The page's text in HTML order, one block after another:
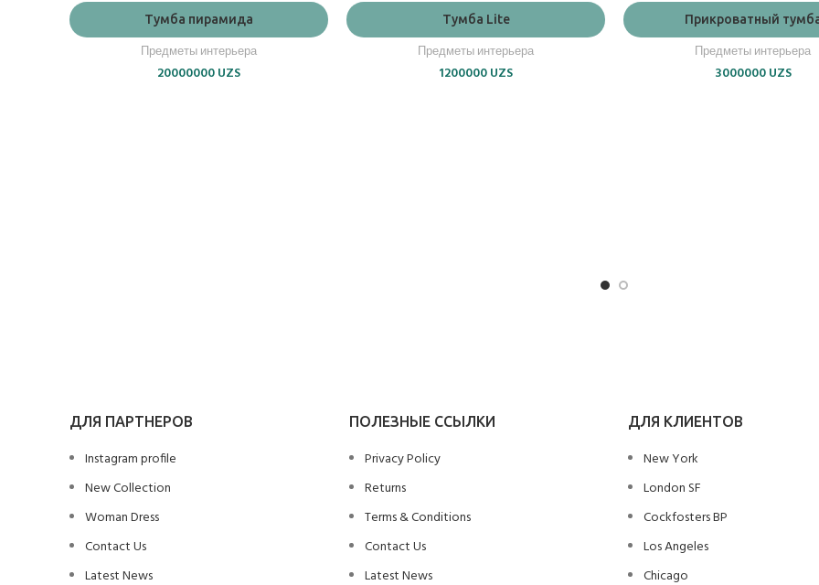
ADD TO CART
Тумба пирамида
Предметы интерьера
20000000UZS
ADD TO CART
Тумба Lite
Предметы интерьера
1200000UZS
ADD TO CART
Прикроватный
Предметы интерьера
3000000UZS
ДЛЯ ПАРТНЕРОВ
Instagram profile
New Collection
Woman Dress
Contact Us
Latest News
ПОЛЕЗНЫЕ ССЫЛКИ
Privacy Policy
Returns
Terms & Conditions
Contact Us
Latest News
ДЛЯ КЛИЕНТОВ
New York
London SF
Cockfosters BP
Los Angeles
Chicago